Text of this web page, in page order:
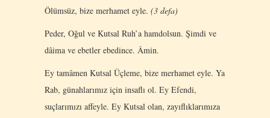
Ölümsüz, bize merhamet eyle. (3 defa)
Peder, Oğul ve Kutsal Ruh’a hamdolsun. Şimdi ve
dâima ve ebetler ebedince. Âmin.
Ey tamâmen Kutsal Üçleme, bize merhamet eyle. Ya
Rab, günahlarımız için insaflı ol. Ey Efendi,
suçlarımızı affeyle. Ey Kutsal olan, zayıflıklarımıza